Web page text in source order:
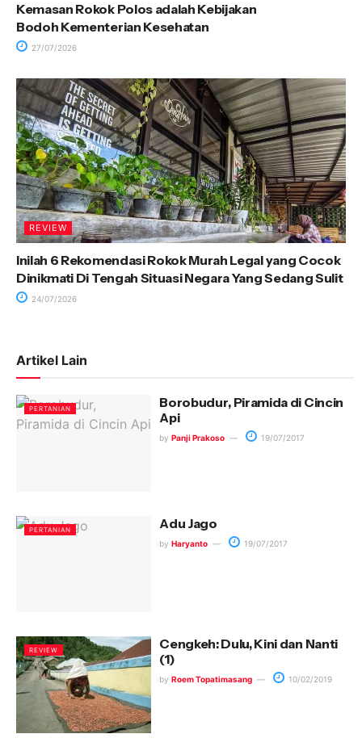
Kemasan Rokok Polos adalah Kebijakan
Bodoh Kementerian Kesehatan
27/07/2026
REVIEW
Inilah 6 Rekomendasi Rokok Murah Legal yang Cocok
Dinikmati Di Tengah Situasi Negara Yang Sedang Sulit
24/07/2026
Artikel Lain
PERTANIAN Borobudur, Piramida di Cincin
Api
by Panji Prakoso 19/07/2017
PERTANIAN Adu Jago
by Haryanto 19/07/2017
REVIEW
Cengkeh: Dulu, Kini dan Nanti
(1)
by Roem Topatimasang 10/02/2019